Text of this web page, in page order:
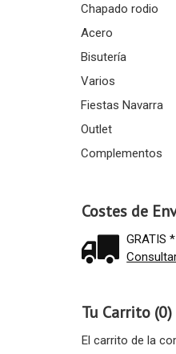
Chapado rodio
Acero
Bisutería
Varios
Fiestas Navarra
Outlet
Complementos
Costes de
GRATIS *
Tu Carrito (0)
El carrito de la